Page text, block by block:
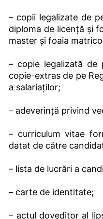
– copii legalizate de
diploma de licență și
master și foaia
– copie legalizată de
copie-extras de pe
a salariaților;
– adeverinţă privind
– curriculum vitae
datat de către
– lista de lucrări a
– carte de identitate;
– actul doveditor al